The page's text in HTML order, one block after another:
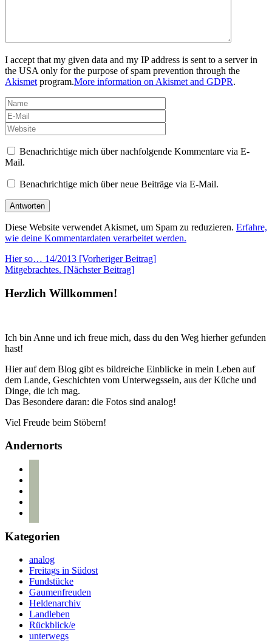
I accept that my given data and my IP address is sent to a server in
the USA only for the purpose of spam prevention through the
Akismet program.More information on Akismet and GDPR.
Benachrichtige mich über nachfolgende Kommentare via E-
Mail.
Benachrichtige mich über neue Beiträge via E-Mail.
Diese Website verwendet Akismet, um Spam zu reduzieren. Erfahre,
wie deine Kommentardaten verarbeitet werden.
Beitragsnavigation
Hier so… 14/2013 [Vorheriger Beitrag]
Mitgebrachtes. [Nächster Beitrag]
Herzlich Willkommen!
Ich bin Anne und ich freue mich, dass du den Weg hierher gefunden
hast!
Hier auf dem Blog gibt es bildreiche Einblicke in mein Leben auf
dem Lande, Geschichten vom Unterwegssein, aus der Küche und
Dinge, die ich mag.
Das Besondere daran: die Fotos sind analog!
Viel Freude beim Stöbern!
Andernorts
Kategorien
analog
Freitags in Südost
Fundstücke
Gaumenfreuden
Heldenarchiv
Landleben
Rückblick/e
unterwegs